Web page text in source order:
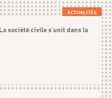
ACTUALITÉS
société civile s'unit dans la